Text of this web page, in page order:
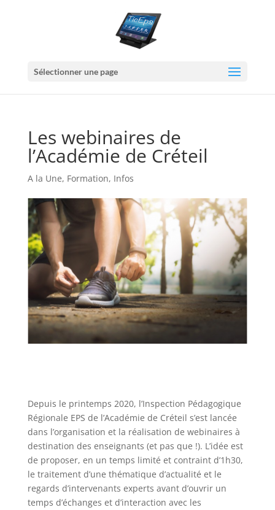
Sélectionner une page
Les webinaires de
l’Académie de Créteil
A la Une, Formation, Infos
Depuis le printemps 2020, l’Inspection Pédagogique
Régionale EPS de l’Académie de Créteil s’est lancée
dans l’organisation et la réalisation de webinaires à
destination des enseignants (et pas que !). L’idée est
de proposer, en un temps limité et contraint d’1h30,
le traitement d’une thématique d’actualité et le
regards d’intervenants experts avant d’ouvrir un
temps d’échanges et d’interaction avec les